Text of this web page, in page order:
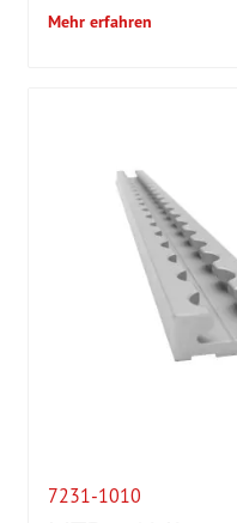
Mehr erfahren
7231-1010